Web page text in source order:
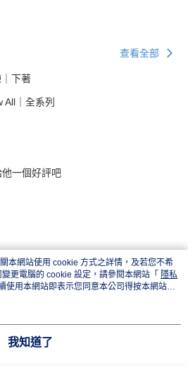
查看全部
下著
All｜全系列
一個好評吧
本網站使用 cookie 方式之詳情，及若您不希
更電腦的 cookie 設定，請參閱本網站「 隱私
使用本網站即表示您同意本公司得按本網站使
。
我知道了